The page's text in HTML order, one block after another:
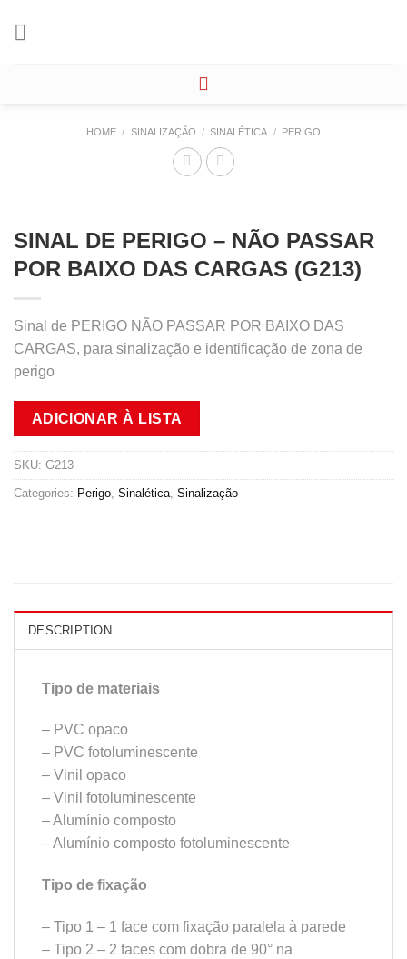
HOME / SINALIZAÇÃO / SINALÉTICA / PERIGO
SINAL DE PERIGO – NÃO PASSAR
POR BAIXO DAS CARGAS (G213)
Sinal de PERIGO NÃO PASSAR POR BAIXO DAS
CARGAS, para sinalização e identificação de zona de
perigo
ADICIONAR À LISTA
SKU: G213
Categories: Perigo Sinalética Sinalização
DESCRIPTION
Tipo de materiais
– PVC opaco
– PVC fotoluminescente
– Vinil opaco
– Vinil fotoluminescente
– Alumínio composto
– Alumínio composto fotoluminescente
Tipo de fixação
– Tipo 1 – 1 face com fixação paralela à parede
– Tipo 2 – 2 faces com dobra de 90° na